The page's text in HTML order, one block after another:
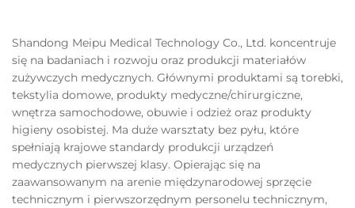
Shandong Meipu Medical Technology Co., Ltd. koncentruje
się na badaniach i rozwoju oraz produkcji materiałów
zużywczych medycznych. Głównymi produktami są torebki,
tekstylia domowe, produkty medyczne/chirurgiczne,
wnętrza samochodowe, obuwie i odzież oraz produkty
higieny osobistej. Ma duże warsztaty bez pyłu, które
spełniają krajowe standardy produkcji urządzeń
medycznych pierwszej klasy. Opierając się na
zaawansowanym na arenie międzynarodowej sprzęcie
technicznym i pierwszorzędnym personelu technicznym,